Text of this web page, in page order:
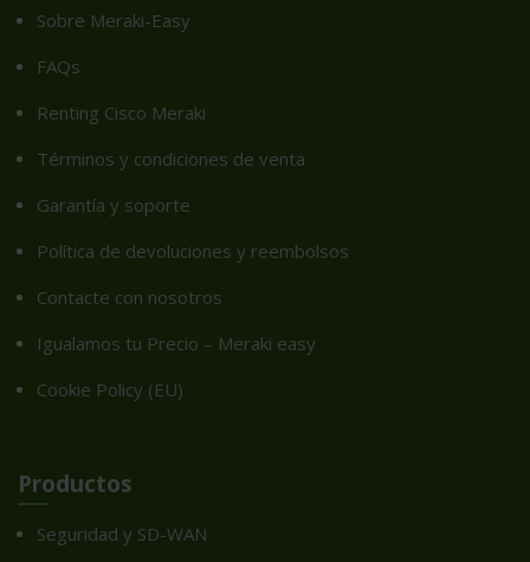
Sobre Meraki-Easy
FAQs
Renting Cisco Meraki
Términos y condiciones de venta
Garantía y soporte
Política de devoluciones y reembolsos
Contacte con nosotros
Igualamos tu Precio – Meraki easy
Cookie Policy (EU)
Productos
Seguridad y SD-WAN